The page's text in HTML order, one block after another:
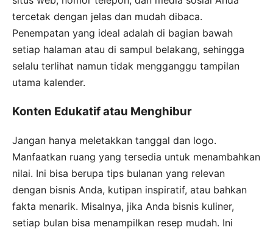
tercetak dengan jelas dan mudah dibaca.
Penempatan yang ideal adalah di bagian bawah
setiap halaman atau di sampul belakang, sehingga
selalu terlihat namun tidak mengganggu tampilan
utama kalender.
Konten Edukatif atau Menghibur
Jangan hanya meletakkan tanggal dan logo.
Manfaatkan ruang yang tersedia untuk menambahkan
nilai. Ini bisa berupa tips bulanan yang relevan
dengan bisnis Anda, kutipan inspiratif, atau bahkan
fakta menarik. Misalnya, jika Anda bisnis kuliner,
setiap bulan bisa menampilkan resep mudah. Ini